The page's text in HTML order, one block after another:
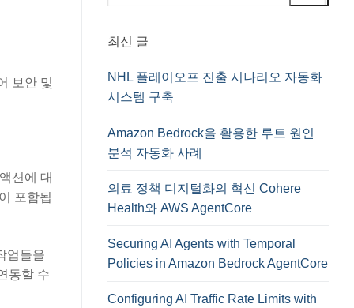
보안 및
션에 대
포함됩
업들을
동할 수
최신 글
NHL 플레이오프 진출 시나리오 자동화
시스템 구축
Amazon Bedrock을 활용한 루트 원인
분석 자동화 사례
의료 정책 디지털화의 혁신 Cohere
Health와 AWS AgentCore
Securing AI Agents with Temporal
Policies in Amazon Bedrock AgentCore
Configuring AI Traffic Rate Limits with